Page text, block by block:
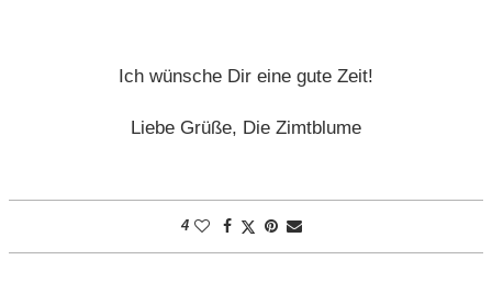
Ich wünsche Dir eine gute Zeit!
Liebe Grüße, Die Zimtblume
4